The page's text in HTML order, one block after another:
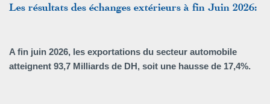
Les résultats des échanges extérieurs à fin Juin 2026:
A fin juin 2026, les exportations du secteur automobile
atteignent 93,7 Milliards de DH, soit une hausse de 17,4%.